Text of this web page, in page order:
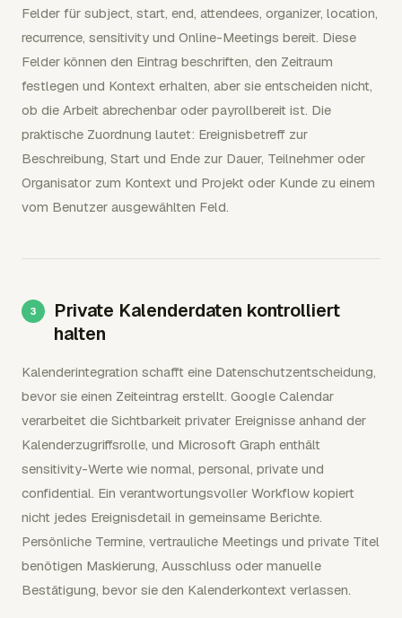
Felder für subject, start, end, attendees, organizer, location,
recurrence, sensitivity und Online-Meetings bereit. Diese
Felder können den Eintrag beschriften, den Zeitraum
festlegen und Kontext erhalten, aber sie entscheiden nicht,
ob die Arbeit abrechenbar oder payrollbereit ist. Die
praktische Zuordnung lautet: Ereignisbetreff zur
Beschreibung, Start und Ende zur Dauer, Teilnehmer oder
Organisator zum Kontext und Projekt oder Kunde zu einem
vom Benutzer ausgewählten Feld.
Private Kalenderdaten kontrolliert
halten
Kalenderintegration schafft eine Datenschutzentscheidung,
bevor sie einen Zeiteintrag erstellt. Google Calendar
verarbeitet die Sichtbarkeit privater Ereignisse anhand der
Kalenderzugriffsrolle, und Microsoft Graph enthält
sensitivity-Werte wie normal, personal, private und
confidential. Ein verantwortungsvoller Workflow kopiert
nicht jedes Ereignisdetail in gemeinsame Berichte.
Persönliche Termine, vertrauliche Meetings und private Titel
benötigen Maskierung, Ausschluss oder manuelle
Bestätigung, bevor sie den Kalenderkontext verlassen.